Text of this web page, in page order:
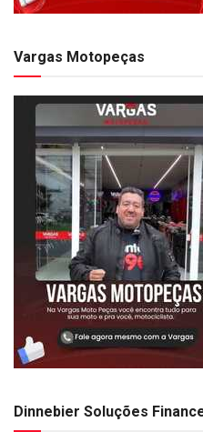
Vargas Motopeças
Dinnebier Soluções